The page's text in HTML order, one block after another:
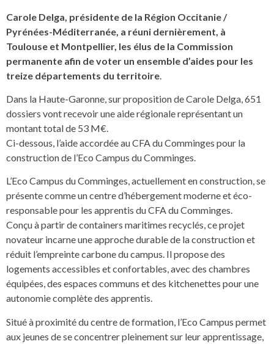
Carole Delga, présidente de la Région Occitanie /
Pyrénées-Méditerranée, a réuni dernièrement, à
Toulouse et Montpellier, les élus de la Commission
permanente afin de voter un ensemble d’aides pour les
treize départements du territoire
Dans la Haute-Garonne, sur proposition de Carole Delga, 651
dossiers vont recevoir une aide régionale représentant un
montant total de 53 M€.
Ci-dessous, l’aide accordée au CFA du Comminges pour la
construction de l’Eco Campus du Comminges.
L’Eco Campus du Comminges, actuellement en construction, se
présente comme un centre d’hébergement moderne et éco-
responsable pour les apprentis du CFA du Comminges.
Conçu à partir de containers maritimes recyclés, ce projet
novateur incarne une approche durable de la construction et
réduit l’empreinte carbone du campus. Il propose des
logements accessibles et confortables, avec des chambres
équipées, des espaces communs et des kitchenettes pour une
autonomie complète des apprentis.
Situé à proximité du centre de formation, l’Eco Campus permet
aux jeunes de se concentrer pleinement sur leur apprentissage,